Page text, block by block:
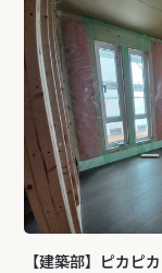
【建築部】ピカピ